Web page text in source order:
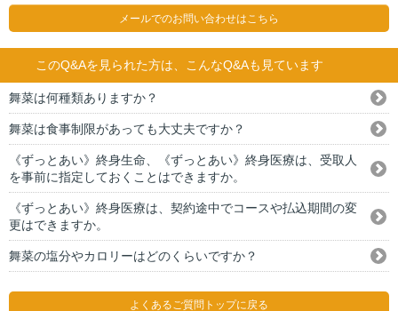
メールでのお問い合わせはこちら
このQ&Aを見られた方は、こんなQ&Aも見ています
舞菜は何種類ありますか？
舞菜は食事制限があっても大丈夫ですか？
《ずっとあい》終身生命、《ずっとあい》終身医療は、受取人
を事前に指定しておくことはできますか。
《ずっとあい》終身医療は、契約途中でコースや払込期間の変
更はできますか。
舞菜の塩分やカロリーはどのくらいですか？
よくあるご質問トップに戻る